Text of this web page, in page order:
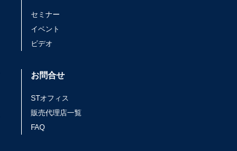
セミナー
イベント
ビデオ
お問合せ
STオフィス
販売代理店一覧
FAQ